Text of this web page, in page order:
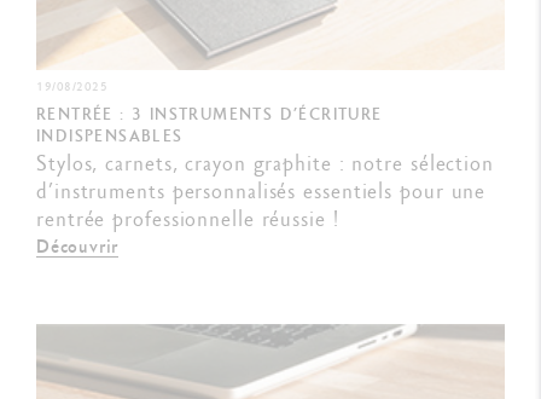
19/08/2025
RENTRÉE : 3 INSTRUMENTS D’ÉCRITURE
INDISPENSABLES
Stylos, carnets, crayon graphite : notre sélection
d’instruments personnalisés essentiels pour une
rentrée professionnelle réussie !
Découvrir